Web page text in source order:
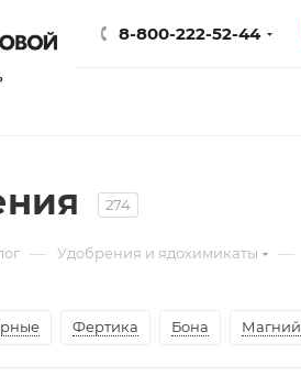
8-800-222-52-44
274
— Удобрения и ядохимикаты —
Фертика Бона Магний